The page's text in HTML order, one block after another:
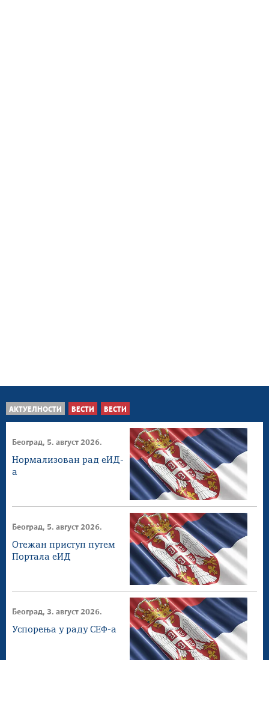
АКТУЕЛНОСТИ ВЕСТИ ВЕСТИ
Београд, 5. август 2026.
Нормализован рад еИД-
а
Београд, 5. август 2026.
Отежан приступ путем
Портала еИД
Београд, 3. август 2026.
Успорења у раду СЕФ-а